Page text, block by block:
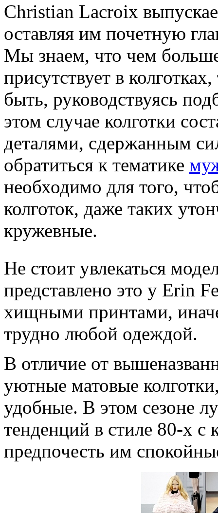
Christian Lacroix
оставляя им почетную
Мы знаем, что чем
присутствует в
быть, руководствуясь
этом случае колготки
деталями, сдержанным
обратиться к тематике
необходимо для того,
колготок, даже таких
кружевные.
Не стоит увлекаться
представлено это у Erin
хищными принтами,
трудно любой одеждой.
В отличие от
уютные матовые
удобные. В этом сезоне
тенденций в стиле 80-х с
предпочесть им